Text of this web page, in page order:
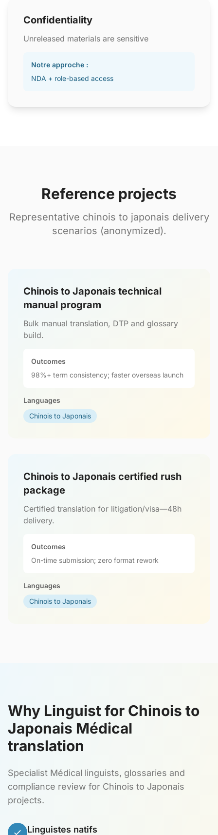
Confidentiality
Unreleased materials are sensitive
Notre approche :
NDA + role-based access
Reference projects
Representative chinois to japonais delivery
scenarios (anonymized).
Chinois to Japonais technical
manual program
Bulk manual translation, DTP and glossary
build.
Outcomes
98%+ term consistency; faster overseas launch
Languages
Chinois to Japonais
Chinois to Japonais certified rush
package
Certified translation for litigation/visa—48h
delivery.
Outcomes
On-time submission; zero format rework
Languages
Chinois to Japonais
Why Linguist for Chinois to
Japonais Médical
translation
Specialist Médical linguists, glossaries and
compliance review for Chinois to Japonais
projects.
Linguistes natifs